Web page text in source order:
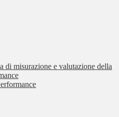
di misurazione e valutazione della